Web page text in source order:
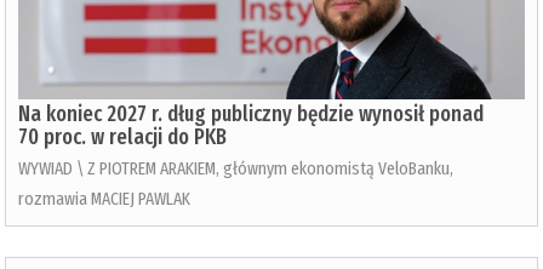
Na koniec 2027 r. dług publiczny będzie wynosił ponad
70 proc. w relacji do PKB
WYWIAD \ Z PIOTREM ARAKIEM, głównym ekonomistą VeloBanku,
rozmawia MACIEJ PAWLAK